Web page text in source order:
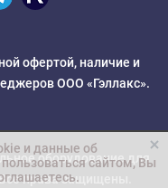
офертой, наличие и
ООО «Гэллакс».
оборудование для
права защищены.
и данные об
сайтом, Вы